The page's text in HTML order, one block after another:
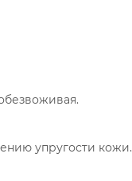
упругости кожи.